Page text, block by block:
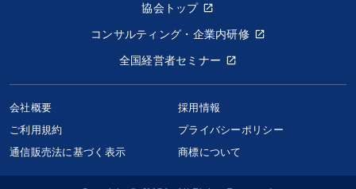
協会トップ
コンサルティング・企業内研修
全国経営者セミナー
会社概要
採用情報
ご利用規約
プライバシーポリシー
通信販売法に基づく表示
商標について
6,600円〜